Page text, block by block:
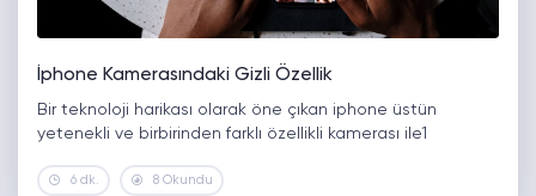
İphone Kamerasındaki Gizli Özellik
Bir teknoloji harikası olarak öne çıkan iphone üstün
yetenekli ve birbirinden farklı özellikli kamerası ile1
6 dk. 8 Okundu